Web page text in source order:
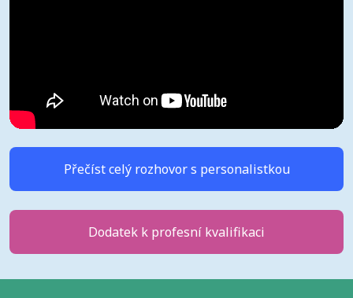
Přečíst celý rozhovor s personalistkou
Dodatek k profesní kvalifikaci